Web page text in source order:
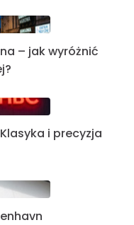
– jak wyróżnić
i precyzja